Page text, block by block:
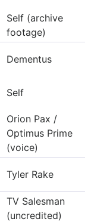
Self (archive
footage)
Dementus
Self
Orion Pax /
Optimus Prime
(voice)
Tyler Rake
TV Salesman
(uncredited)